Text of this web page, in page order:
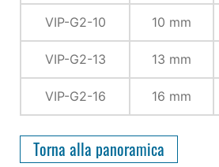
VIP-G2-10 10 mm
VIP-G2-13 13 mm
VIP-G2-16 16 mm
Torna alla panoramica